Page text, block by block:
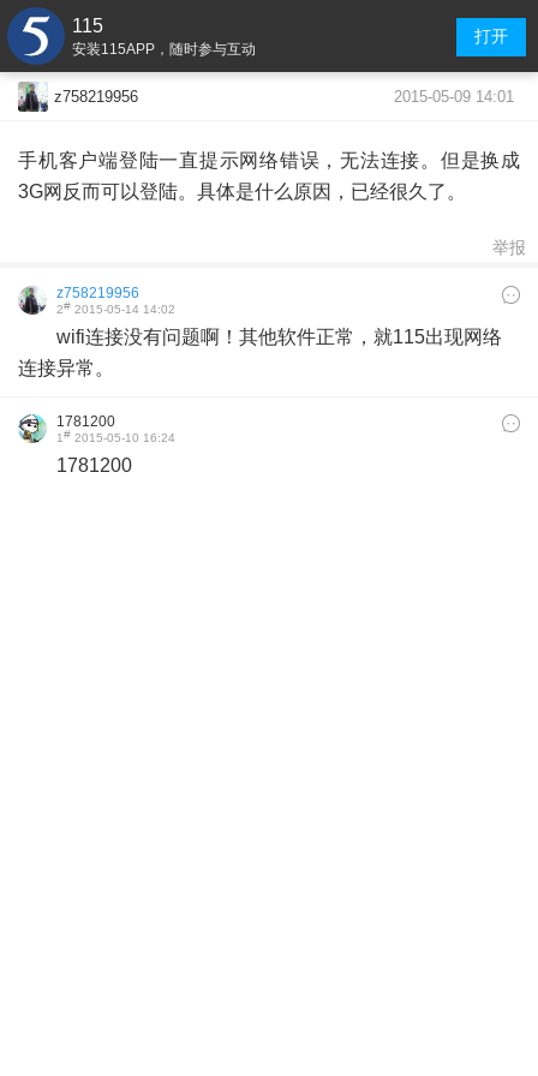
115
安装115APP，随时参与互动
打开
z758219956 2015-05-09 14:01
手机客户端登陆一直提示网络错误，无法连接。但是换成
3G网反而可以登陆。具体是什么原因，已经很久了。
举报
z758219956
2# 2015-05-14 14:02
wifi连接没有问题啊！其他软件正常，就115出现网络
连接异常。
1781200
1# 2015-05-10 16:24
1781200